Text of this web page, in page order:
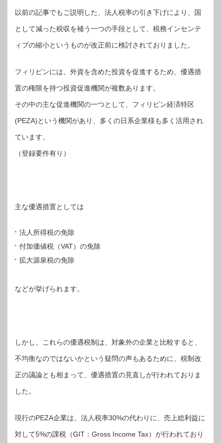
以前の記事でもご説明した、法人税率の引き下げにより、国
として減った税収を補う一つの手段として、税務インセンテ
ィブの縮小というものが改正前に検討されておりました。
フィリピンには、外資を含めた投資を促進するため、優遇措
置の権限を持つ投資促進機関が複数あります。
その中の主な促進機関の一つとして、フィリピン経済特区
(PEZA)という機関があり、多くの日系企業様も多く活用され
ています。
（登録要件有り）
主な優遇措置としては
法人所得税の免除
付加価値税（VAT）の免除
拡大源泉税の免除
などが挙げられます。
しかし、これらの優遇税制は、対象外の企業と比較すると、
不均衡なのではないかという疑問の声もあるために、税制改
正の議論とも相まって、優遇措置の見直しが行われておりま
した。
現行のPEZA企業は、法人税率30%の代わりに、売上総利益に
対して5%の課税（GIT：Gross Income Tax）が行われており